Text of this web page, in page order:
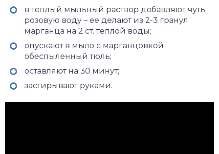
в теплый мыльный раствор добавляют чуть
розовую воду – ее делают из 2-3 гранул
марганца на 2 ст. теплой воды;
опускают в мыло с марганцовкой
обеспыленный тюль;
оставляют на 30 минут;
застирывают руками.